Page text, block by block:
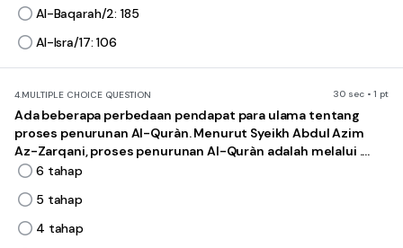
Al-Baqarah/2: 185
Al-Isra/17: 106
4.MULTIPLE CHOICE QUESTION 30 sec • 1 pt
Ada beberapa perbedaan pendapat para ulama tentang
proses penurunan Al-Quràn. Menurut Syeikh Abdul Azim
Az-Zarqani, proses penurunan Al-Quràn adalah melalui ....
6 tahap
5 tahap
4 tahap